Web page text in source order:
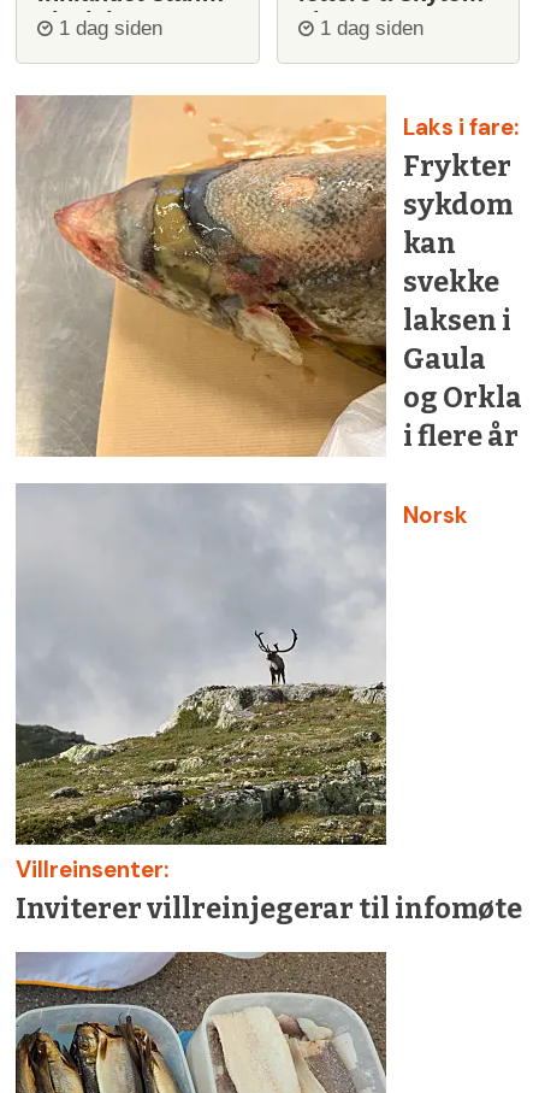
ulvejakt
1 dag siden
ulv1 dag siden
Laks i fare:
Frykter
sykdom
kan
svekke
laksen i
Gaula
og Orkla
i flere år
Norsk
Villreinsenter:
Inviterer villreinjegerar til infomøte